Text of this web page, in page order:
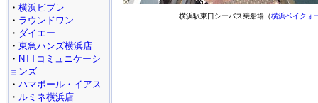
・ 横浜ビブレ
・ ラウンドワン
・ ダイエー
・ 東急ハンズ横浜店
・ NTTコミュニケーシ
ョンズ
・ ハマボール・イアス
・ ルミネ横浜店
横浜駅東口シーバス乗船場（横浜ベイクォ